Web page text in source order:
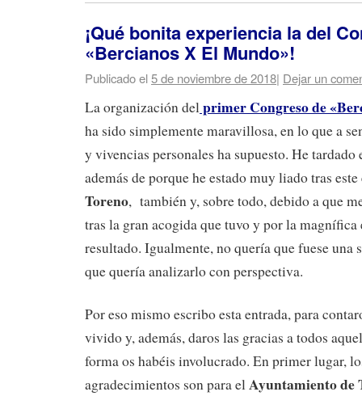
¡Qué bonita experiencia la del
«Bercianos X El Mundo»!
Publicado el5 de noviembre de 2018| Dejar un
La organización delprimer Congreso de
ha sido simplemente maravillosa, en lo que a
y vivencias personales ha supuesto. He
además de porque he estado muy liado tras
Toreno, también y, sobre todo, debido a que
tras la gran acogida que tuvo y por la magnífica
resultado. Igualmente, no quería que fuese una
que quería analizarlo con perspectiva.
Por eso mismo escribo esta entrada, para
vivido y, además, daros las gracias a todos
forma os habéis involucrado. En primer lugar,
agradecimientos son para elAyuntamiento de